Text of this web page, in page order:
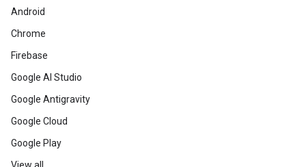
Android
Chrome
Firebase
Google AI Studio
Google Antigravity
Google Cloud
Google Play